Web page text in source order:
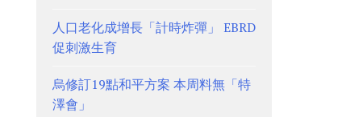
人口老化成增長「計時炸彈」 EBRD
促刺激生育
烏修訂19點和平方案 本周料無「特
澤會」